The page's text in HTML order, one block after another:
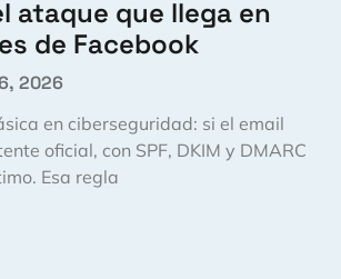
ataque que llega en
de Facebook
2026
en ciberseguridad: si el email
oficial, con SPF, DKIM y DMARC
Esa regla